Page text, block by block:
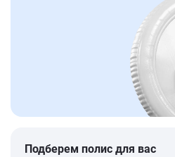
Подберем полис для вас